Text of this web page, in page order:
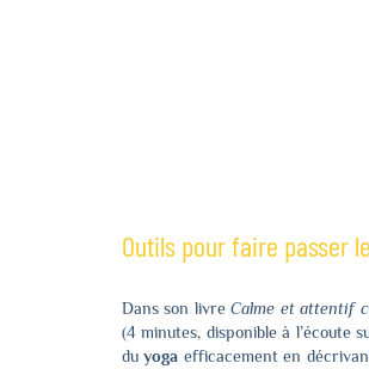
Outils pour faire passer
Dans son livreCalme et attentif
(4 minutes, disponible à l’écoute
duyoga efficacement en